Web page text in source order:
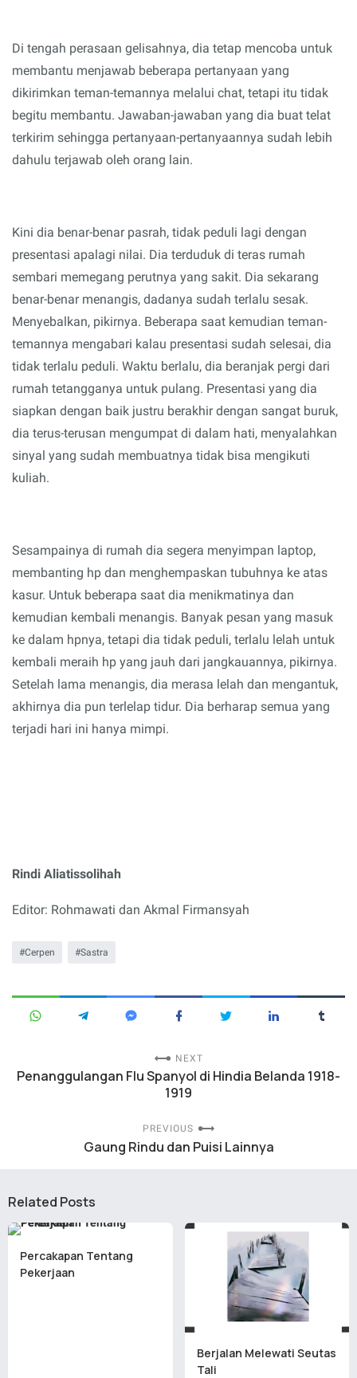
Di tengah perasaan gelisahnya, dia tetap mencoba untuk
membantu menjawab beberapa pertanyaan yang
dikirimkan teman-temannya melalui chat, tetapi itu tidak
begitu membantu. Jawaban-jawaban yang dia buat telat
terkirim sehingga pertanyaan-pertanyaannya sudah lebih
dahulu terjawab oleh orang lain.
Kini dia benar-benar pasrah, tidak peduli lagi dengan
presentasi apalagi nilai. Dia terduduk di teras rumah
sembari memegang perutnya yang sakit. Dia sekarang
benar-benar menangis, dadanya sudah terlalu sesak.
Menyebalkan, pikirnya. Beberapa saat kemudian teman-
temannya mengabari kalau presentasi sudah selesai, dia
tidak terlalu peduli. Waktu berlalu, dia beranjak pergi dari
rumah tetangganya untuk pulang. Presentasi yang dia
siapkan dengan baik justru berakhir dengan sangat buruk,
dia terus-terusan mengumpat di dalam hati, menyalahkan
sinyal yang sudah membuatnya tidak bisa mengikuti
kuliah.
Sesampainya di rumah dia segera menyimpan laptop,
membanting hp dan menghempaskan tubuhnya ke atas
kasur. Untuk beberapa saat dia menikmatinya dan
kemudian kembali menangis. Banyak pesan yang masuk
ke dalam hpnya, tetapi dia tidak peduli, terlalu lelah untuk
kembali meraih hp yang jauh dari jangkauannya, pikirnya.
Setelah lama menangis, dia merasa lelah dan mengantuk,
akhirnya dia pun terlelap tidur. Dia berharap semua yang
terjadi hari ini hanya mimpi.
Rindi Aliatissolihah
Editor: Rohmawati dan Akmal Firmansyah
Cerpen Sastra
NEXT
Penanggulangan Flu Spanyol di Hindia Belanda 1918-
1919
PREVIOUS
Gaung Rindu dan Puisi Lainnya
Related Posts
Percakapan Tentang
Pekerjaan
Berjalan Melewati Seutas
Tali